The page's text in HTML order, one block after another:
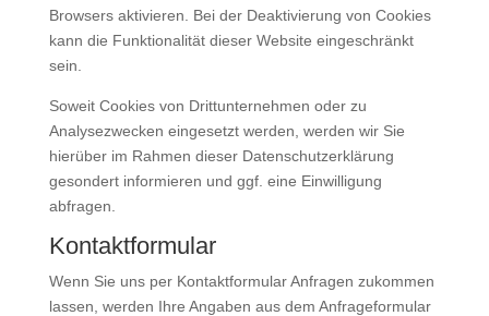
Browsers aktivieren. Bei der Deaktivierung von Cookies
kann die Funktionalität dieser Website eingeschränkt
sein.
Soweit Cookies von Drittunternehmen oder zu
Analysezwecken eingesetzt werden, werden wir Sie
hierüber im Rahmen dieser Datenschutzerklärung
gesondert informieren und ggf. eine Einwilligung
abfragen.
Kontaktformular
Wenn Sie uns per Kontaktformular Anfragen zukommen
lassen, werden Ihre Angaben aus dem Anfrageformular